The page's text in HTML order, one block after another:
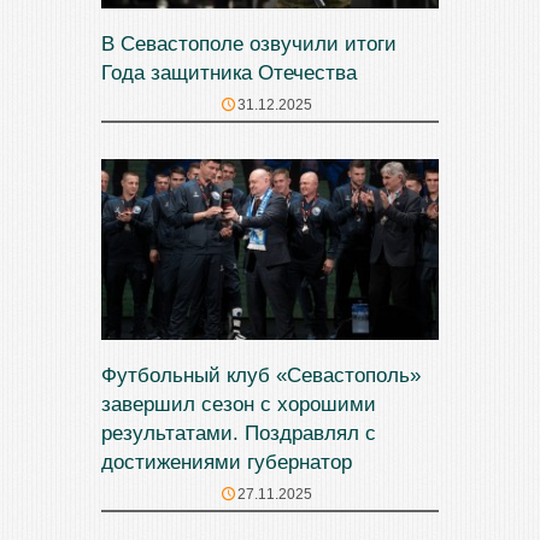
В Севастополе озвучили итоги
Года защитника Отечества
31.12.2025
Футбольный клуб «Севастополь»
завершил сезон с хорошими
результатами. Поздравлял с
достижениями губернатор
27.11.2025